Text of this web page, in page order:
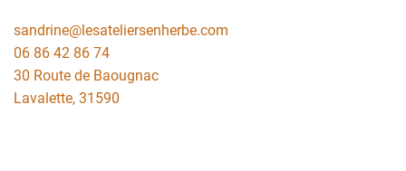
sandrine@lesateliersenherbe.com
06 86 42 86 74
30 Route de Baougnac
Lavalette, 31590